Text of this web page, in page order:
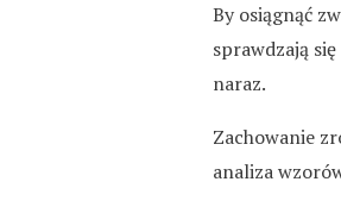
By osiągnąć
sprawdzają
naraz.
Zachowanie
analiza